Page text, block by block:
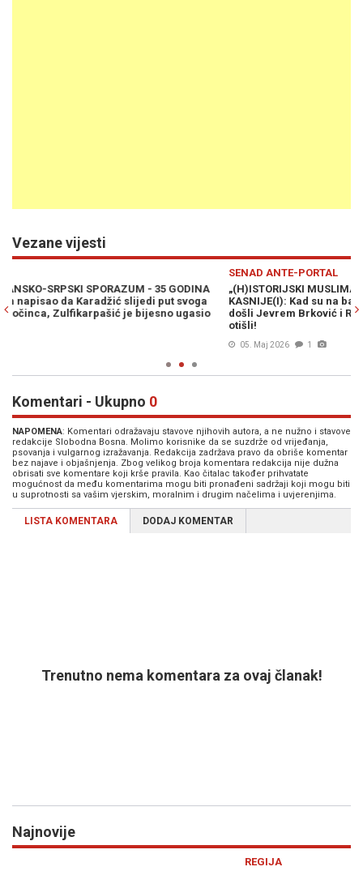
Vezane vijesti
„(H)ISTORIJSKI MUSLIMANSKO-SRPSKI SPORAZUM“ - 35 GODINA
KASNIJE(I): Kad su na bajramski prijem 1991. kod Zulfikarpašića
došli Jevrem Brković i Radončić, Karadžić i Krajišnik su žurno
Komentari - Ukupno 0
NAPOMENA: Komentari odražavaju stavove njihovih autora, a ne nužno i stavove
redakcije Slobodna Bosna. Molimo korisnike da se suzdrže od vrijeđanja,
psovanja i vulgarnog izražavanja. Redakcija zadržava pravo da obriše komentar
bez najave i objašnjenja. Zbog velikog broja komentara redakcija nije dužna
obrisati sve komentare koji krše pravila. Kao čitalac također prihvatate
mogućnost da među komentarima mogu biti pronađeni sadržaji koji mogu biti
u suprotnosti sa vašim vjerskim, moralnim i drugim načelima i uvjerenjima.
LISTA KOMENTARA DODAJ KOMENTAR
Trenutno nema komentara za ovaj članak!
Najnovije